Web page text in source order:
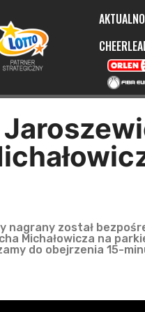
nagrany został
Michałowicza na
do obejrzenia 15-